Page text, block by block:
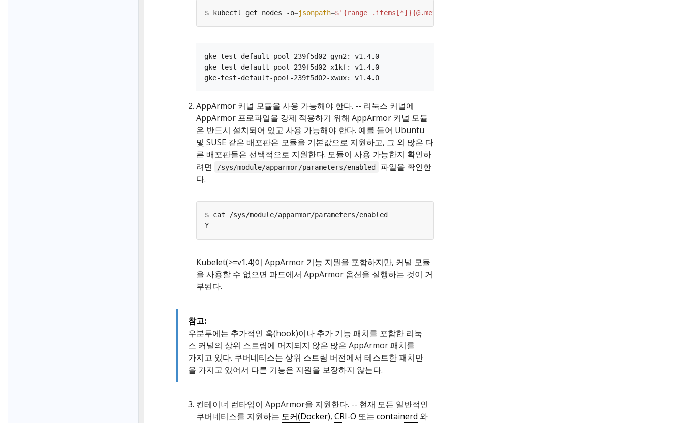
$ kubectl get nodes -o=jsonpath=$'{range .items[*]}{@.metadata.name}: {@.status.nodeInfo.kubeletVersion}\n{end}'
gke-test-default-pool-239f5d02-gyn2: v1.4.0
gke-test-default-pool-239f5d02-x1kf: v1.4.0
gke-test-default-pool-239f5d02-xwux: v1.4.0
AppArmor 커널 모듈을 사용 가능해야 한다. -- 리눅스 커널에
AppArmor 프로파일을 강제 적용하기 위해 AppArmor 커널 모듈
은 반드시 설치되어 있고 사용 가능해야 한다. 예를 들어 Ubuntu
및 SUSE 같은 배포판은 모듈을 기본값으로 지원하고, 그 외 많은 다
른 배포판들은 선택적으로 지원한다. 모듈이 사용 가능한지 확인하
려면
/sys/module/apparmor/parameters/enabled
파일을 확인한
다.
Y
Kubelet(>=v1.4)이 AppArmor 기능 지원을 포함하지만, 커널 모듈
을 사용할 수 없으면 파드에서 AppArmor 옵션을 실행하는 것이 거
부된다.
참고:
우분투에는 추가적인 훅(hook)이나 추가 기능 패치를 포함한 리눅
스 커널의 상위 스트림에 머지되지 않은 많은 AppArmor 패치를
가지고 있다. 쿠버네티스는 상위 스트림 버전에서 테스트한 패치만
을 가지고 있어서 다른 기능은 지원을 보장하지 않는다.
컨테이너 런타임이 AppArmor을 지원한다. -- 현재 모든 일반적인
쿠버네티스를 지원하는 도커(Docker), CRI-O 또는 containerd 와